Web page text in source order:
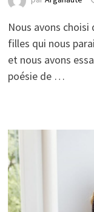
Nous avons choisi
filles qui nous
et nous avons
poésie de …